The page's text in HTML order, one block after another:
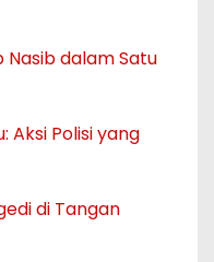
Nasib dalam Satu
Aksi Polisi yang
di Tangan